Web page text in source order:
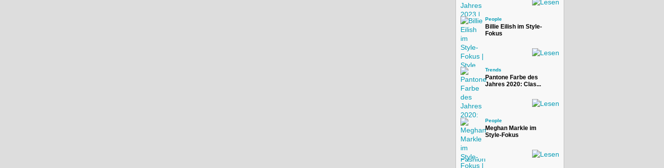
People
Billie Eilish im Style-
Fokus
Trends
Pantone Farbe des
Jahres 2020: Clas...
People
Meghan Markle im
Style-Fokus